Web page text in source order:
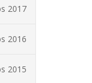
2017
2016
2015